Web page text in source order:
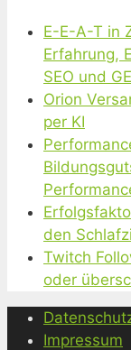
E-E-A-T in
Erfahrung,
SEO und
Orion
per KI
den
Twitch
oder
Impressum